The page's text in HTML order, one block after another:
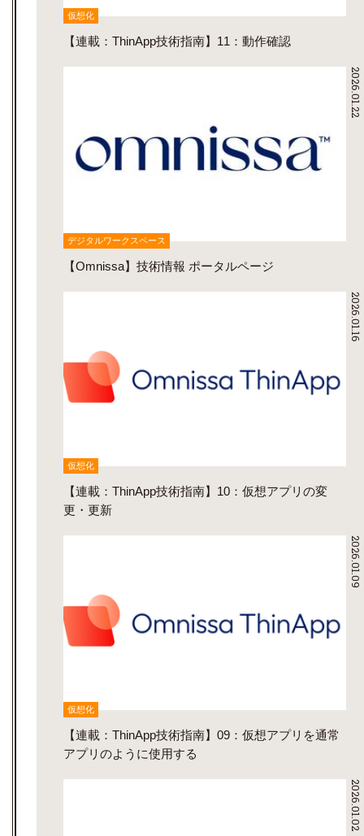
仮想化
【連載：ThinApp技術指南】11：動作確認
2026.01.22
デジタルワークスペース
【Omnissa】技術情報 ポータルページ
2026.01.16
仮想化
【連載：ThinApp技術指南】10：仮想アプリの変
更・更新
2026.01.09
仮想化
【連載：ThinApp技術指南】09：仮想アプリを通常
アプリのように使用する
2026.01.02